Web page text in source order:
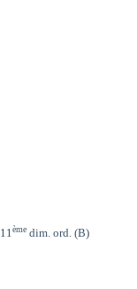
11ème dim. ord. (B)